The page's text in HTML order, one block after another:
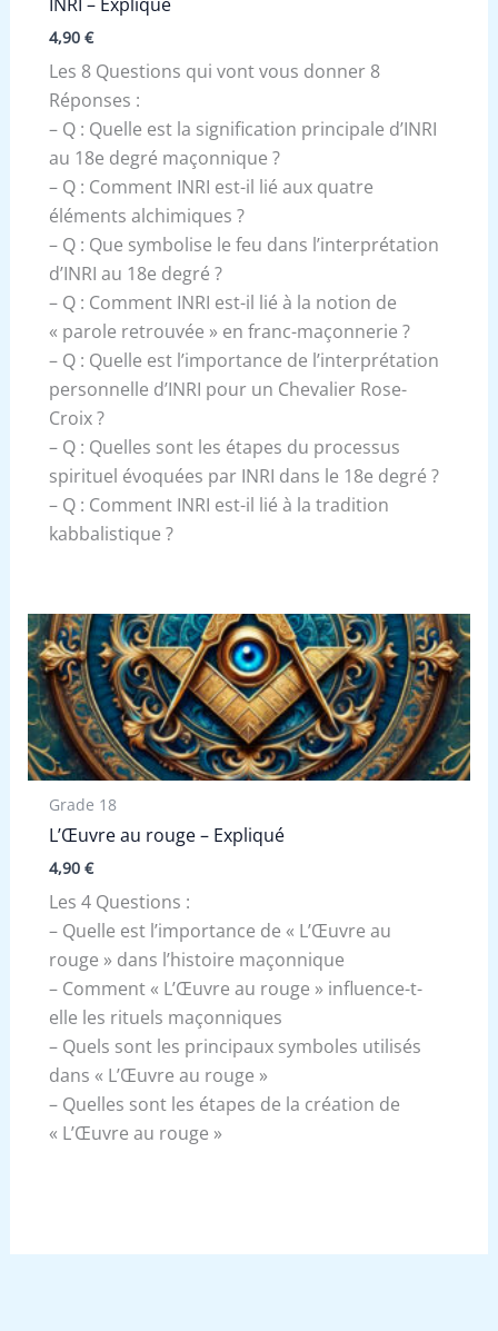
INRI – Expliqué
4,90 €
Les 8 Questions qui vont vous donner 8
Réponses :
– Q : Quelle est la signification principale d’INRI
au 18e degré maçonnique ?
– Q : Comment INRI est-il lié aux quatre
éléments alchimiques ?
– Q : Que symbolise le feu dans l’interprétation
d’INRI au 18e degré ?
– Q : Comment INRI est-il lié à la notion de
« parole retrouvée » en franc-maçonnerie ?
– Q : Quelle est l’importance de l’interprétation
personnelle d’INRI pour un Chevalier Rose-
Croix ?
– Q : Quelles sont les étapes du processus
spirituel évoquées par INRI dans le 18e degré ?
– Q : Comment INRI est-il lié à la tradition
kabbalistique ?
Grade 18
L’Œuvre au rouge – Expliqué
4,90 €
Les 4 Questions :
– Quelle est l’importance de « L’Œuvre au
rouge » dans l’histoire maçonnique
– Comment « L’Œuvre au rouge » influence-t-
elle les rituels maçonniques
– Quels sont les principaux symboles utilisés
dans « L’Œuvre au rouge »
– Quelles sont les étapes de la création de
« L’Œuvre au rouge »